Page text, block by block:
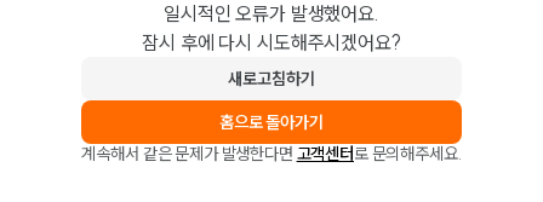
일시적인 오류가 발생했어요.
잠시 후에 다시 시도해주시겠어요?
새로고침하기
홈으로 돌아가기
계속해서 같은 문제가 발생한다면 고객센터로 문의해주세요.